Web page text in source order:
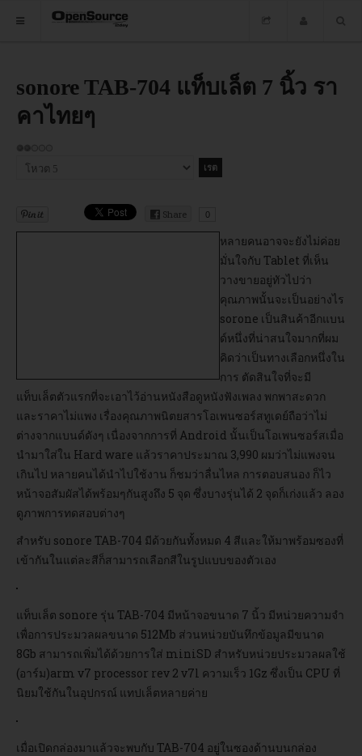
ซอฟต์แวร์
อบรม
DOWNLOAD
อบรม
DOWNLOAD
sonore TAB-704 แท็บเล็ต 7 นิ้ว รา
คาไทยๆ
ให้
เรต
กรุณา
Share
0
หลายคนอาจจะยังไม่ค่อย
มั่นใจกับ Tablet ที่เห็น
วางขายอยู่ทัวไปว่า
คุณภาพนั้นจะเป็นอย่างไร
sorone เป็นสินค้าอีกแบน
ด์หนึ่งที่น่าสนใจมากที่ผม
คิดว่าเป็นทางเลือกหนึ่งใน
การ ตัดสินใจที่จะมี
แท็บเล็ตตัวแรกที่จะเอาไว้อ่านหนังสือดูหนังฟังเพลง พกพาสะดวก
และราคาไม่แพง เรื่องคุณภาพนิตยสารโอเพนซอร์สทูเดย์ถือว่าไม่
ต่างจากแบนด์ดังๆ เนื่องจากการที่ Android นั้นเป็นโอเพนซอร์สเมื่อ
นำมาใส่ใน Hard ware แล้วราคาประมาณ 3,990 ผมว่าไม่แพงจน
เกินไป หลายคนได้นำไปใช้งาน ก็ชมว่าลื่นไหล การตอบสนอง ก็ไว
หน้าจอสัมผัสได้พร้อมๆกันสูงถึง 5 จุด ซึ่งบางรุ่นได้ 2 จุดก็เก่งแล้ว ลอง
ดูภาพการทดสอบต่างๆ
สำหรับ sonore TAB-704 มีด้วยกันทั้งหมด 4 สีและให้มาพร้อมซองที่
เข้ากันในแต่ละสีก็สามารถเลือกสีในรูปแบบของตัวเอง
แท็บเล็ต sonore รุ่น TAB-704 มีหน้าจอขนาด 7 นิ้ว มีหน่วยความจำ
เพื่อการประมวลผลขนาด 512Mb ส่วนหน่วยบันทึกข้อมูลมีขนาด
8Gb สามารถเพิ่มได้ด้วยการใส่ miniSD สำหรับหน่วยประมวลผลใช้
(อาร์ม)arm v7 processor rev 2 v7l ความเร็ว 1Gz ซึ่งเป็น CPU ที่
นิยมใช้กันในอุปกรณ์ แทปเล็ตหลายค่าย
เมื่อเปิดกล่องมาแล้วจะพบกับ TAB-704 อยู่ในซองด้านบนกล่อง